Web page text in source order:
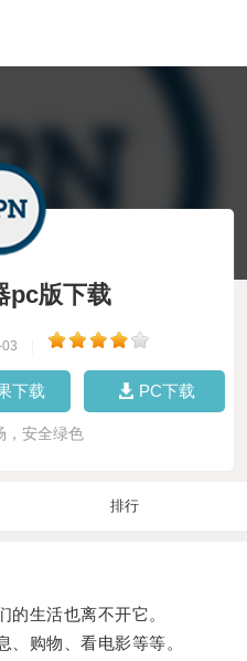
pc版下载
下载 PC下载
，安全绿色
排行
生活也离不开它。
购物、看电影等等。